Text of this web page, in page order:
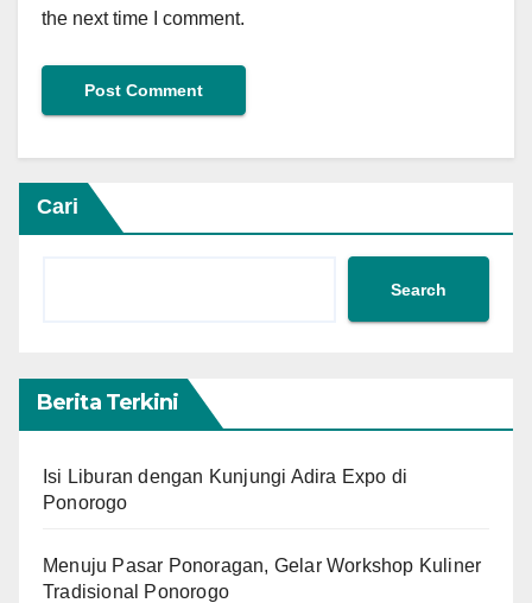
the next time I comment.
Cari
Search
Berita Terkini
Isi Liburan dengan Kunjungi Adira Expo di
Ponorogo
Menuju Pasar Ponoragan, Gelar Workshop Kuliner
Tradisional Ponorogo